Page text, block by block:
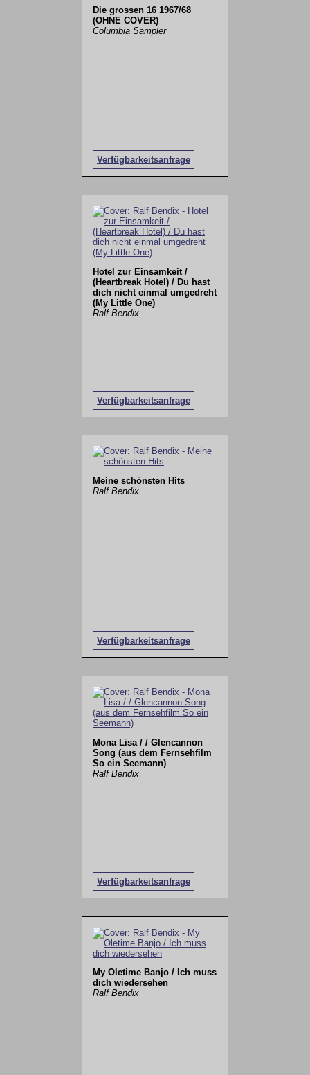
Die grossen 16 1967/68
(OHNE COVER)
Columbia Sampler
Verfügbarkeitsanfrage
Hotel zur Einsamkeit /
(Heartbreak Hotel) / Du hast
dich nicht einmal umgedreht
(My Little One)
Ralf Bendix
Verfügbarkeitsanfrage
Meine schönsten Hits
Ralf Bendix
Verfügbarkeitsanfrage
Mona Lisa / / Glencannon
Song (aus dem Fernsehfilm
So ein Seemann)
Ralf Bendix
Verfügbarkeitsanfrage
My Oletime Banjo / Ich muss
dich wiedersehen
Ralf Bendix